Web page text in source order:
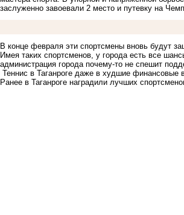
заслуженно завоевали 2 место и путевку на
В конце февраля эти спортсмены вновь будут
Имея таких спортсменов, у города есть все
администрация города почему-то не спешит
Теннис в Таганроге даже в худшие
Ранее в Таганроге наградили лучших